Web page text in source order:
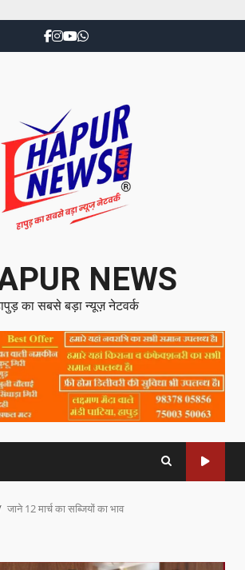
NEWS
का सबसे बड़ा न्यूज़ नेटवर्क
जाने 12 मार्च का सब्जियों का भाव